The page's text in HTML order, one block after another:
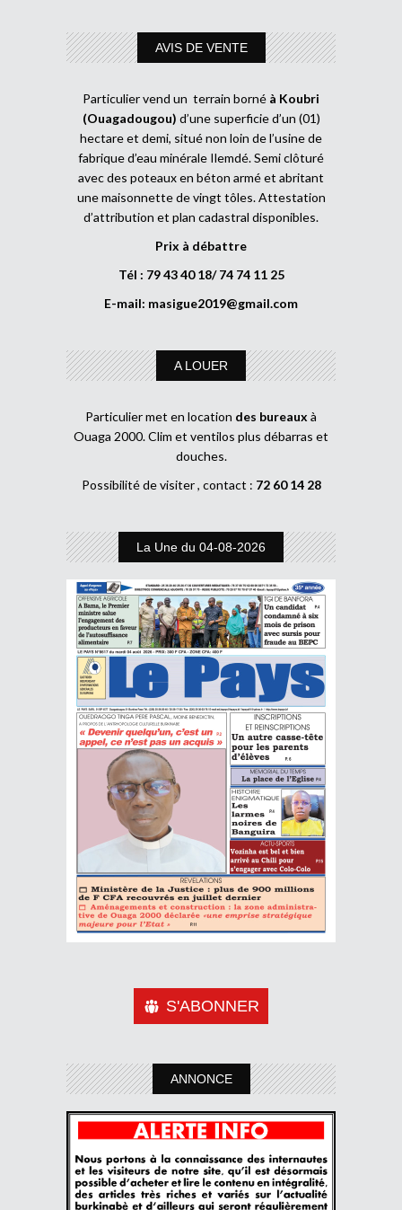
AVIS DE VENTE
Particulier vend un terrain borné à Koubri
(Ouagadougou) d’une superficie d’un (01)
hectare et demi, situé non loin de l’usine de
fabrique d’eau minérale Ilemdé. Semi clôturé
avec des poteaux en béton armé et abritant
une maisonnette de vingt tôles. Attestation
d’attribution et plan cadastral disponibles.
Prix à débattre
Tél : 79 43 40 18/ 74 74 11 25
E-mail: masigue2019@gmail.com
A LOUER
Particulier met en location des bureaux à
Ouaga 2000. Clim et ventilos plus débarras et
douches.
Possibilité de visiter , contact : 72 60 14 28
La Une du 04-08-2026
S'ABONNER
ANNONCE